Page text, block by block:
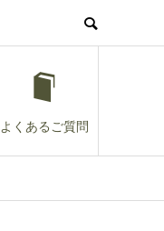
よくあるご質問